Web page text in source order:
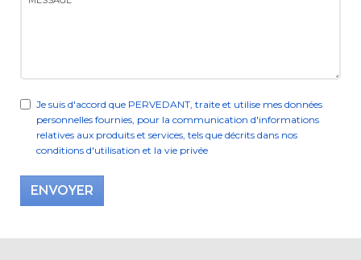
Je suis d'accord que PERVEDANT, traite et utilise mes données
personnelles fournies, pour la communication d'informations
relatives aux produits et services, tels que décrits dans nos
conditions d'utilisation et la vie privée
ENVOYER